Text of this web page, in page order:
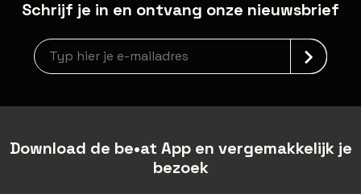
Schrijf je in en ontvang onze nieuwsbrief
newsLetterLabel
Download de be•at App en vergemakkelijk je
bezoek